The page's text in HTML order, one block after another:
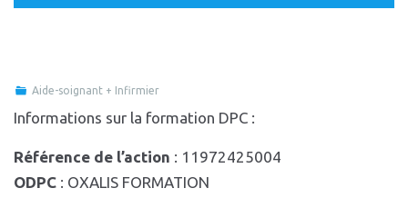
Aide-soignant + Infirmier
Informations sur la formation DPC :
Référence de l’action : 11972425004
ODPC : OXALIS FORMATION